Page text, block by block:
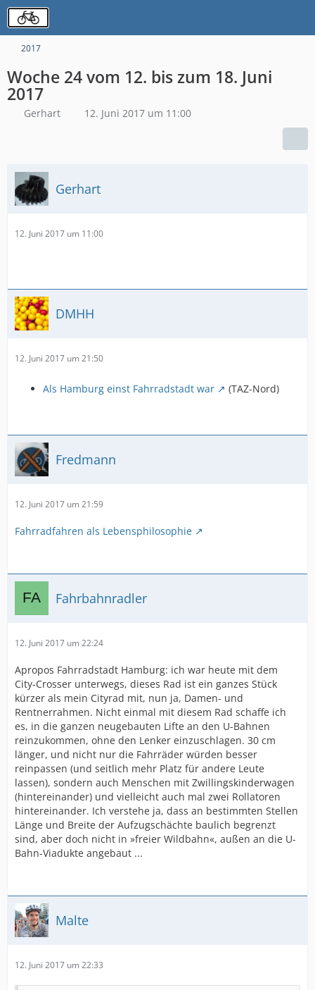
2017
Woche 24 vom 12. bis zum 18. Juni
2017
Gerhart 12. Juni 2017 um 11:00
Gerhart
12. Juni 2017 um 11:00
DMHH
12. Juni 2017 um 21:50
Als Hamburg einst Fahrradstadt war (TAZ-Nord)
Fredmann
12. Juni 2017 um 21:59
Fahrradfahren als Lebensphilosophie
Fahrbahnradler
12. Juni 2017 um 22:24
Apropos Fahrradstadt Hamburg: ich war heute mit dem
City-Crosser unterwegs, dieses Rad ist ein ganzes Stück
kürzer als mein Cityrad mit, nun ja, Damen- und
Rentnerrahmen. Nicht einmal mit diesem Rad schaffe ich
es, in die ganzen neugebauten Lifte an den U-Bahnen
reinzukommen, ohne den Lenker einzuschlagen. 30 cm
länger, und nicht nur die Fahrräder würden besser
reinpassen (und seitlich mehr Platz für andere Leute
lassen), sondern auch Menschen mit Zwillingskinderwagen
(hintereinander) und vielleicht auch mal zwei Rollatoren
hintereinander. Ich verstehe ja, dass an bestimmten Stellen
Länge und Breite der Aufzugschächte baulich begrenzt
sind, aber doch nicht in »freier Wildbahn«, außen an die U-
Bahn-Viadukte angebaut ...
Malte
12. Juni 2017 um 22:33